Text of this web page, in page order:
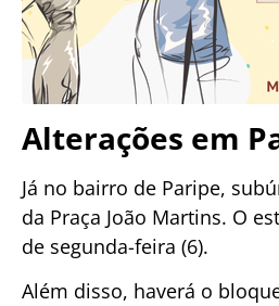
Alterações em
Já no bairro de Paripe,
da Praça João Martins. O
de segunda-feira (6).
Além disso, haverá o